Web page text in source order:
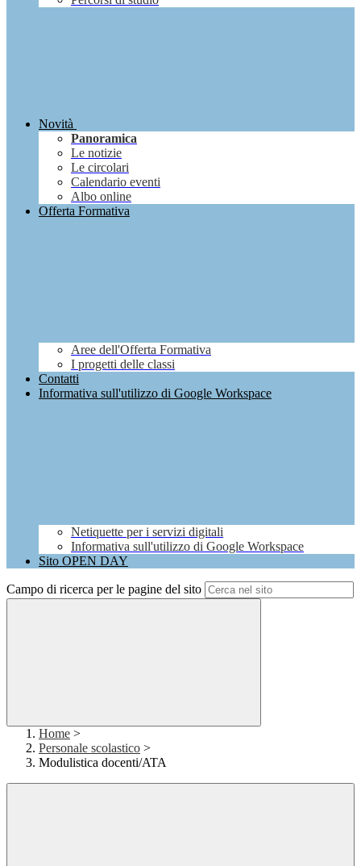
Novità
Panoramica
Le notizie
Le circolari
Calendario eventi
Albo online
Offerta Formativa
Aree dell'Offerta Formativa
I progetti delle classi
Contatti
Informativa sull'utilizzo di Google Workspace
Netiquette per i servizi digitali
Informativa sull'utilizzo di Google Workspace
Sito OPEN DAY
Campo di ricerca per le pagine del sito
Home >
Personale scolastico >
Modulistica docenti/ATA